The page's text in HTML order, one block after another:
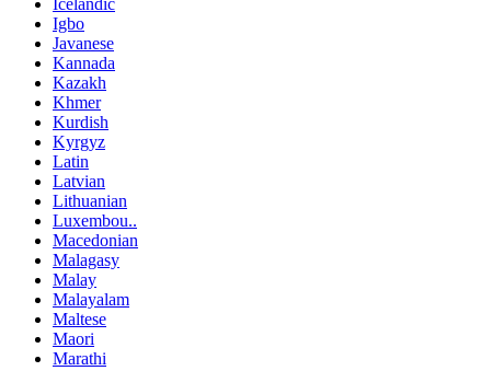
Icelandic
Igbo
Javanese
Kannada
Kazakh
Khmer
Kurdish
Kyrgyz
Latin
Latvian
Lithuanian
Luxembou..
Macedonian
Malagasy
Malay
Malayalam
Maltese
Maori
Marathi